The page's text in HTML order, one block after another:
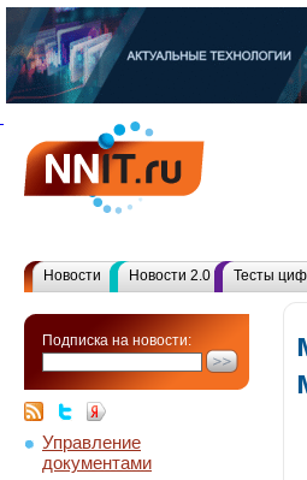
Новости Новости 2.0 Тесты
Подписка на новости:
Управление
документами